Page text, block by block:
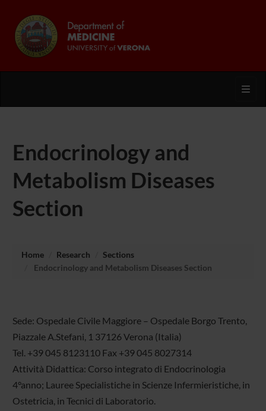
Endocrinology and
Metabolism Diseases
Section
Home Research
Sections
Endocrinology and Metabolism Diseases Section
Sede: Ospedale Civile Maggiore – Ospedale Borgo Trento,
Piazzale A.Stefani, 1 37126 Verona (Italia)
Tel. +39 045 8123110 Fax +39 045 8027314
Attività Didattica: Corso integrato di Endocrinologia
4°anno; Lauree Specialistiche in Scienze Infermieristiche, in
Ostetricia, in Tecnici di Laboratorio.